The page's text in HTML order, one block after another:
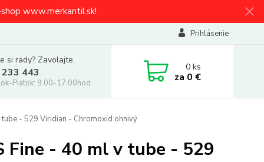
www.merkantil.sk!
Prihlásenie
si rady? Zavolajte.
443
Piatok: 9.00-17.00hod.
0ks
za 0 €
tube - 529 Viridian - Chromoxid ohnivý
Fine - 40 ml v tube - 529